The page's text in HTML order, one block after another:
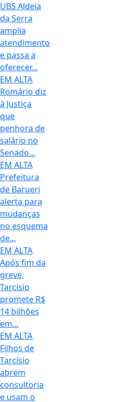
UBS Aldeia
da Serra
amplia
atendimento
e passa a
oferecer...
EM ALTA
Romário diz
à Justiça
que
penhora de
salário no
Senado...
EM ALTA
Prefeitura
de Barueri
alerta para
mudanças
no esquema
de...
EM ALTA
Após fim da
greve,
Tarcísio
promete R$
14 bilhões
em...
EM ALTA
Filhos de
Tarcísio
abrem
consultoria
e usam o